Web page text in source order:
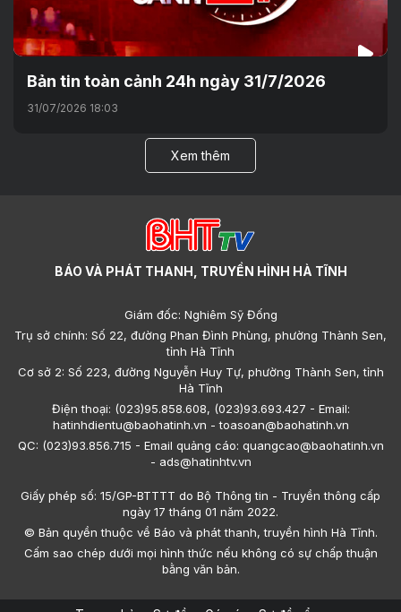
Bản tin toàn cảnh 24h ngày 31/7/2026
31/07/2026 18:03
Xem thêm
BÁO VÀ PHÁT THANH, TRUYỀN HÌNH HÀ TĨNH
Giám đốc: Nghiêm Sỹ Đống
Trụ sở chính: Số 22, đường Phan Đình Phùng, phường Thành Sen,
tỉnh Hà Tĩnh
Cơ sở 2: Số 223, đường Nguyễn Huy Tự, phường Thành Sen, tỉnh
Hà Tĩnh
Điện thoại: (023)95.858.608, (023)93.693.427 - Email:
hatinhdientu@baohatinh.vn - toasoan@baohatinh.vn
QC: (023)93.856.715 - Email quảng cáo: quangcao@baohatinh.vn
- ads@hatinhtv.vn
Giấy phép số: 15/GP-BTTTT do Bộ Thông tin - Truyền thông cấp
ngày 17 tháng 01 năm 2022.
© Bản quyền thuộc về Báo và phát thanh, truyền hình Hà Tĩnh.
Cấm sao chép dưới mọi hình thức nếu không có sự chấp thuận
bằng văn bản.